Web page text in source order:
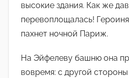
высокие здания. Как же
перевоплощалась!
пахнет ночной Париж.
На Эйфелеву башню она
вовремя: с другой